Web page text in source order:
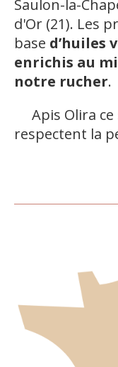
Saulon-la-
d'Or (21). Les
base d’huiles
enrichis au
notre rucher.
Apis Olira ce
respectent la